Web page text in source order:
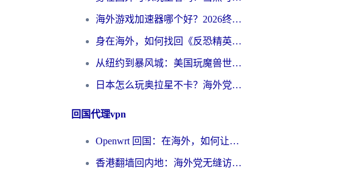
海外游戏加速器哪个好？2026终极指南帮你畅玩国服+解决卡顿难题
身在海外，如何找回《反恐精英：全球攻势》国服的丝滑手感？一份给你的终极指南
从纽约到暴风城：美国玩魔兽世界，如何找到你的最佳网络航线
日本怎么玩奥拉星不卡？海外党国服游戏加速器选择全攻略
回国代理vpn
Openwrt 回国：在海外，如何让家的网络触手可及
香港翻墙回内地：海外党无缝访问国内资源的加速器选择全攻略